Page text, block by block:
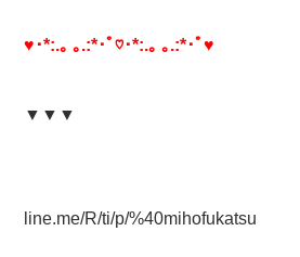
♥･*:.｡ ｡.:*･ﾟ♡･*:.｡ ｡.:*･ﾟ♥
▼▼▼
line.me/R/ti/p/%40mihofukatsu